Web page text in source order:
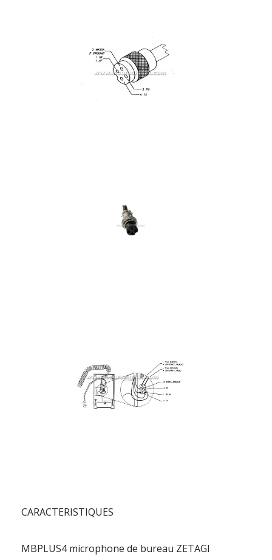
CARACTERISTIQUES
MBPLUS4microphone de bureau ZETAGI